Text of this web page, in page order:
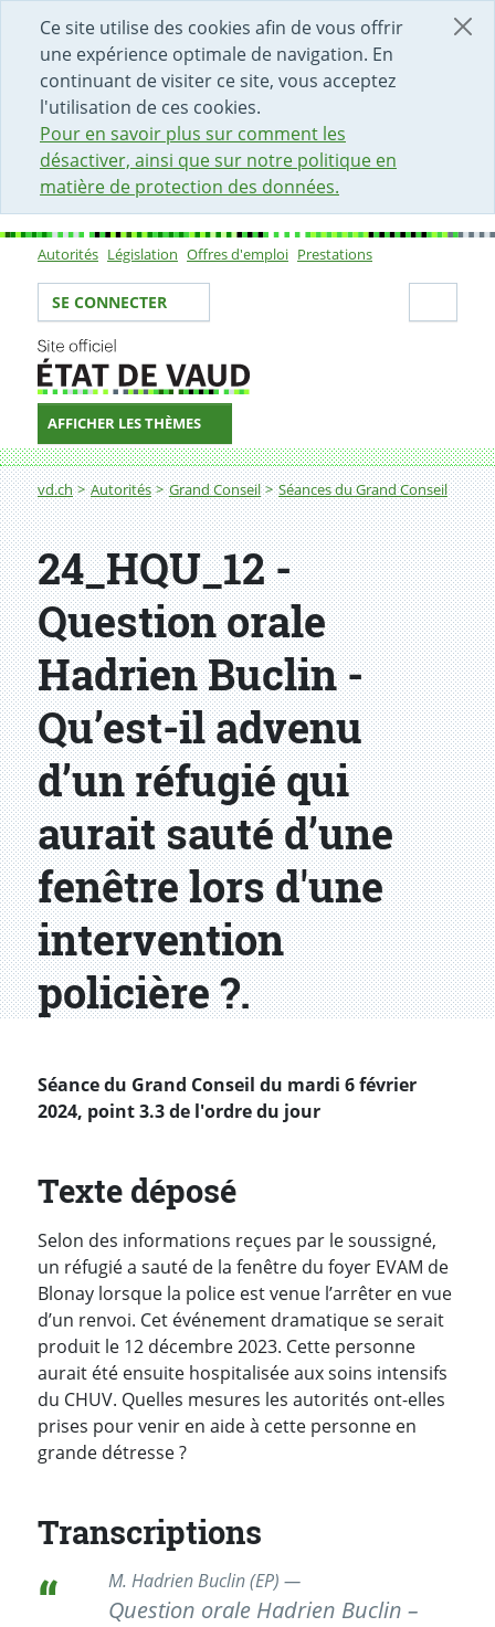
Ce site utilise des cookies afin de vous offrir
une expérience optimale de navigation. En
continuant de visiter ce site, vous acceptez
l'utilisation de ces cookies.
Pour en savoir plus sur comment les
désactiver, ainsi que sur notre politique en
matière de protection des données.
DÉBUT DU CONTENU DE LA PAGE
ACCÈS AU CHAMP DE RECHERCHE
PAGE D'ACCUEIL
FORMULAIRE DE CONTACT
Sous-navigation
Autorités Législation Offres d'emploi Prestations
Votre identité
SE CONNECTER
AFFICHER LES THÈMES
Fil d'Ariane
vd.ch Autorités Grand Conseil Séances du Grand Conseil
24_HQU_12 -
Question orale
Hadrien Buclin -
Qu’est-il advenu
d’un réfugié qui
aurait sauté d’une
fenêtre lors d'une
intervention
policière ?.
Séance du Grand Conseil du mardi 6 février
2024, point 3.3 de l'ordre du jour
Texte déposé
Selon des informations reçues par le soussigné,
un réfugié a sauté de la fenêtre du foyer EVAM de
Blonay lorsque la police est venue l’arrêter en vue
d’un renvoi. Cet événement dramatique se serait
produit le 12 décembre 2023. Cette personne
aurait été ensuite hospitalisée aux soins intensifs
du CHUV. Quelles mesures les autorités ont-elles
prises pour venir en aide à cette personne en
grande détresse ?
Transcriptions
M. Hadrien Buclin (EP) —
Question orale Hadrien Buclin –